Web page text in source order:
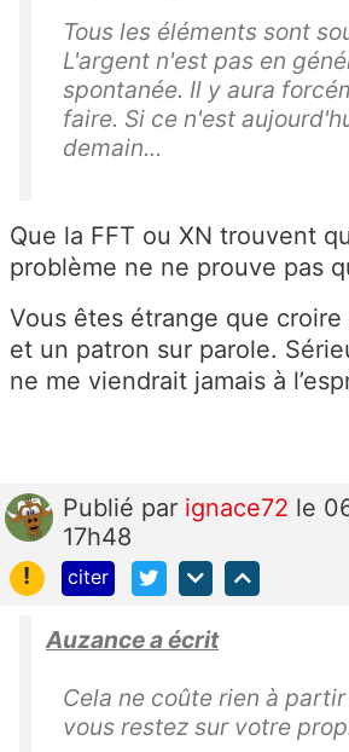
Tous les éléments sont
L'argent n'est pas en
spontanée. Il y aura
faire. Si ce n'est
demain...
Que la FFT ou XN trouvent
problème ne ne prouve pas
Vous êtes étrange que
et un patron sur parole.
ne me viendrait jamais à
Publié par ignace72 le
17h48
!
citer
Auzance a écrit
Cela ne coûte rien à
vous restez sur votre